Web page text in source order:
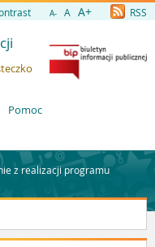
A- A A+ RSS
Pomoc
z realizacji programu